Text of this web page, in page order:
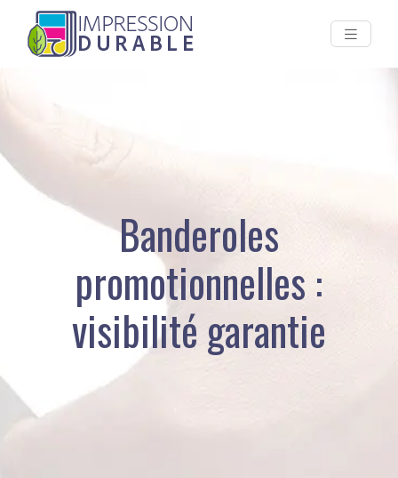
Banderoles
promotionnelles :
visibilité garantie